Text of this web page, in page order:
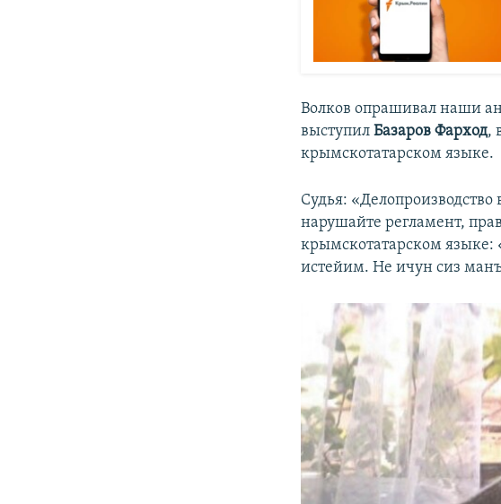
Волков опрашивал наши
выступилБазаров Фарход,
крымскотатарском языке.
Судья: «Делопроизводство
нарушайте регламент,
крымскотатарском
истейим. Не ичун сиз